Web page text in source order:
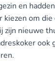
en
kiezen om
zijn nieuwe
ook